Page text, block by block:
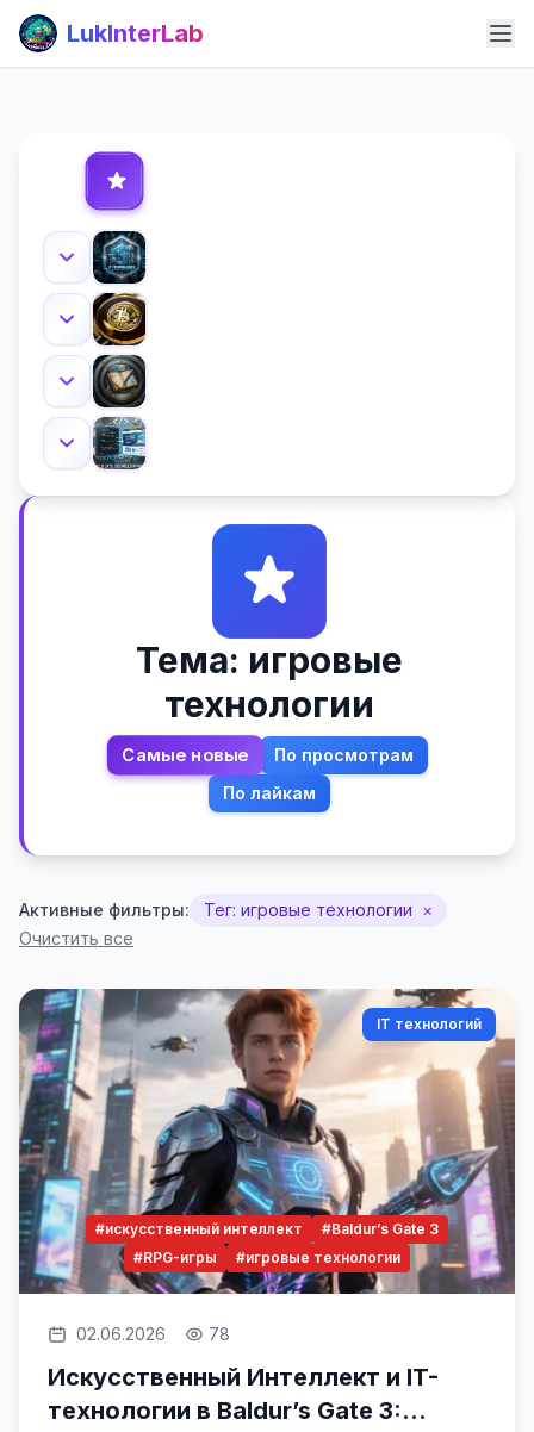
LukInterLab
Тема: игровые
технологии
Самые новые
По просмотрам
По лайкам
Активные фильтры: Тег: игровые технологии ×
Очистить все
IT технологий
#искусственный интеллект
#Baldur’s Gate 3
#RPG-игры
#игровые технологии
02.06.2026 78
Искусственный Интеллект и IT-
технологии в Baldur’s Gate 3: